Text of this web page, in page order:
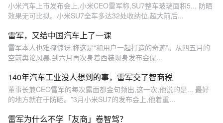
小米汽车上市发布会上,小米CEO雷军称,SU7整车玻璃面积5... 防晒
效果无可比拟。小米SU7全车多达32处收纳位,超大前后...
雷军，又给中国汽车上了一课
雷军本人也难掩惊讶,称这是“和用户一起打造的奇迹”。从四五月的
空前舆论风暴,到六月再次身着西装现身发布会侃...
140年汽车工业没人想到的事，雷军交了智商税
董事长兼CEO雷军的每次露面都金句频出,这一次,他说的是... 最好
的地方就在于防晒。”3月小米SU7的发布会上,他着重...
雷军为什么不学「友商」卷智驾？